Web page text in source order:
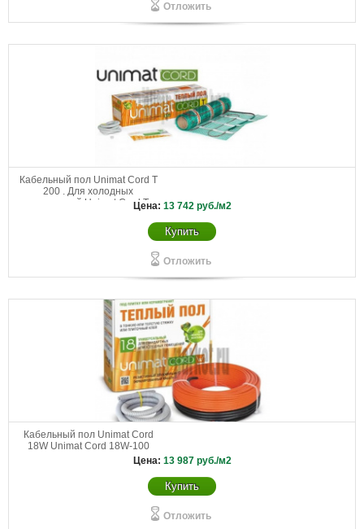
Отложить
Кабельный пол Unimat Cord T
200 . Для холодных
помещений Unimat Cord ТЦена: 13 742 руб./м2
Купить
Отложить
Кабельный пол Unimat Cord
18W Unimat Cord 18W-100
Цена: 13 987 руб./м2
Купить
Отложить